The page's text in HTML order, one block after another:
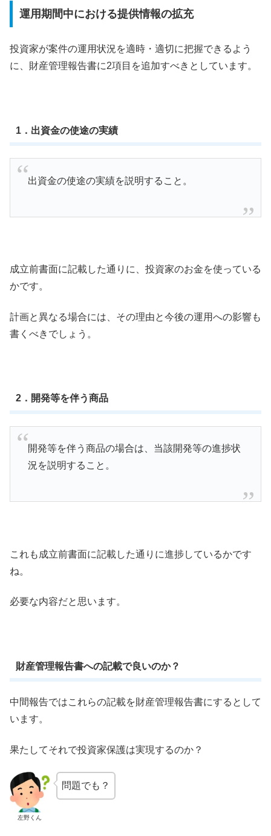
運用期間中における提供情報の拡充
投資家が案件の運用状況を適時・適切に把握できるよう
に、財産管理報告書に2項目を追加すべきとしています。
1．出資金の使途の実績
出資金の使途の実績を説明すること。
成立前書面に記載した通りに、投資家のお金を使っている
かです。
計画と異なる場合には、その理由と今後の運用への影響も
書くべきでしょう。
2．開発等を伴う商品
開発等を伴う商品の場合は、当該開発等の進捗状
況を説明すること。
これも成立前書面に記載した通りに進捗しているかです
ね。
必要な内容だと思います。
財産管理報告書への記載で良いのか？
中間報告ではこれらの記載を財産管理報告書にするとして
います。
果たしてそれで投資家保護は実現するのか？
左野くん
問題でも？